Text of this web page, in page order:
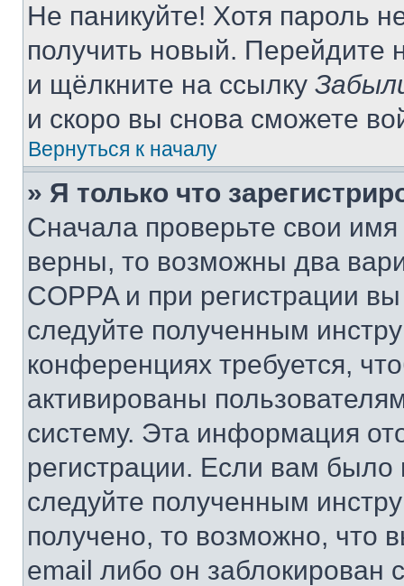
Не паникуйте! Хотя пароль
получить новый. Перейдите
и щёлкните на ссылку
и скоро вы снова сможете
Вернуться к началу
» Я только что
Сначала проверьте свои
верны, то возможны два
COPPA и при регистрации
следуйте полученным
конференциях требуется,
активированы
систему. Эта информация
регистрации. Если вам
следуйте полученным
получено, то возможно, что
email либо он